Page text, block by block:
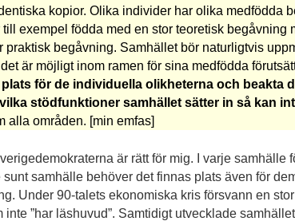
kopior. Olika individer har olika medfödda
exempel födda med en stor teoretisk begåvning
praktisk begåvning. Samhället bör naturligtvis
är möjligt inom ramen för sina medfödda
plats för de individuella olikheterna och beakta
stödfunktioner samhället sätter in så kan
alla områden. [min emfas]
är rätt för mig. I varje samhälle
samhälle behöver det finnas plats även för
Under 90-talets ekonomiska kris försvann en
”har läshuvud”. Samtidigt utvecklade